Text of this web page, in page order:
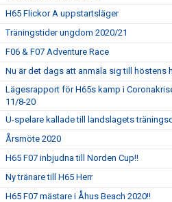
H65 Flickor A uppstartsläger
Träningstider ungdom 2020/21
F06 & F07 Adventure Race
Nu är det dags att anmäla sig till höstens
Lägesrapport för H65s kamp i
11/8-20
U-spelare kallade till landslagets
Årsmöte 2020
H65 F07 inbjudna till Norden Cup!!
Ny tränare till H65 Herr
H65 F07 mästare i Åhus Beach 2020!!